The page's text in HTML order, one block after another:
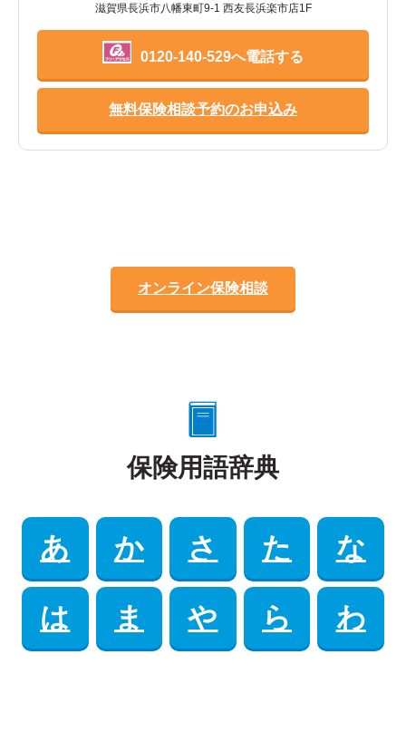
滋賀県長浜市八幡東町9-1 西友長浜楽市店1F
0120-140-529へ電話する
無料保険相談予約のお申込み
オンライン保険相談
保険用語辞典
あ か さ た な
は ま や ら わ